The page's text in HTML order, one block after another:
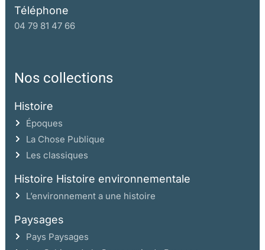
Téléphone
04 79 81 47 66
Nos collections
Histoire
Époques
La Chose Publique
Les classiques
Histoire Histoire environnementale
L’environnement a une histoire
Paysages
Pays Paysages